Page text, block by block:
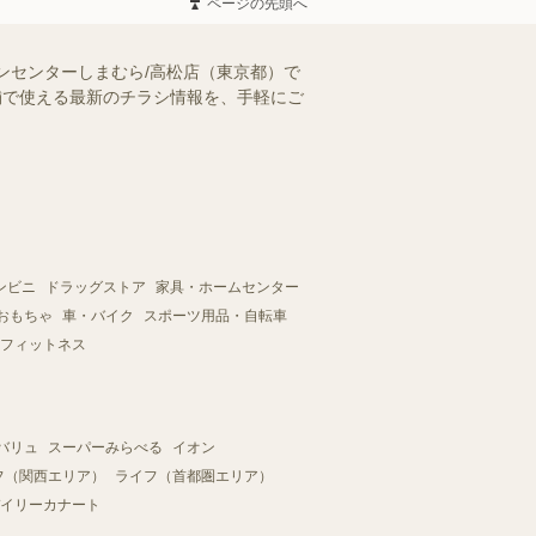
ページの先頭へ
センターしまむら/高松店（東京都）で
使える最新のチラシ情報を、手軽にご
ビニ ドラッグストア
家具・ホームセンター
もちゃ 車・バイク
スポーツ用品・自転車
ィットネス
リュ スーパーみらべる
イオン
関西エリア）
ライフ（首都圏エリア）
リーカナート